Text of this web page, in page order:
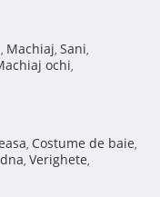
, Machiaj, Sani,
ochi,
, Costume de baie,
, Verighete,